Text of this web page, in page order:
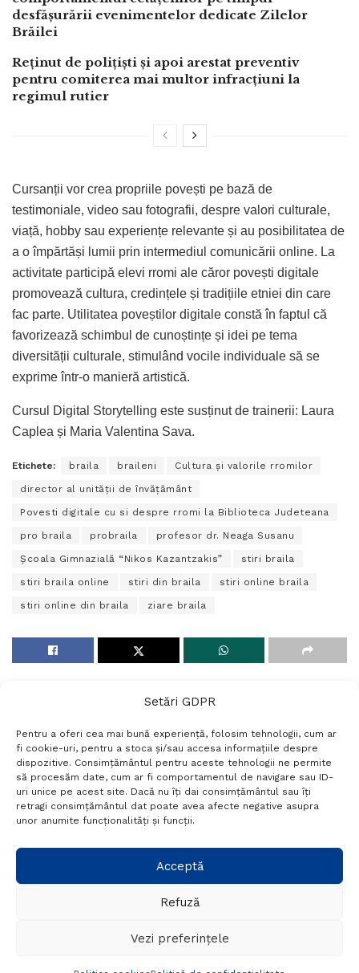
Setări GDPR
Pentru a oferi cea mai bună experiență, folosim tehnologii, cum ar
fi cookie-uri, pentru a stoca și/sau accesa informațiile despre
dispozitive. Consimțământul pentru aceste tehnologii ne permite
să procesăm date, cum ar fi comportamentul de navigare sau ID-
uri unice pe acest site. Dacă nu îți dai consimțământul sau îți
retragi consimțământul dat poate avea afecte negative asupra
unor anumite funcționalități și funcții.
Acceptă
Refuză
Vezi preferințele
desfășurării evenimentelor dedicate Zilelor
Brăilei
Reținut de polițiști și apoi arestat preventiv
pentru comiterea mai multor infracțiuni la
regimul rutier
Cursanții vor crea propriile povești pe bază de
testimoniale, video sau fotografii, despre valori culturale,
viață, hobby sau experiențe relevante și au posibilitatea de
a o împărtăși lumii prin intermediul comunicării online. La
activitate participă elevi rromi ale căror povești digitale
promovează cultura, credințele și tradițiile etniei din care
fac parte. Utilitatea poveștilor digitale constă în faptul că
favorizează schimbul de cunoștințe și idei pe tema
diversității culturale, stimulând vocile individuale să se
exprime într-o manieră artistică.
Cursul Digital Storytelling este susținut de trainerii: Laura
Caplea și Maria Valentina Sava.
Etichete: braila braileni Cultura și valorile rromilor
director al unității de învățământ
Povesti digitale cu si despre rromi la Biblioteca Judeteana
pro braila probraila profesor dr. Neaga Susanu
Școala Gimnazială “Nikos Kazantzakis” stiri braila
stiri braila online stiri din braila stiri online braila
stiri online din braila ziare braila
Termeni si conditii
Politică de confidențialitate
Politica cookies
Setări GDPR
+40 788 760 194